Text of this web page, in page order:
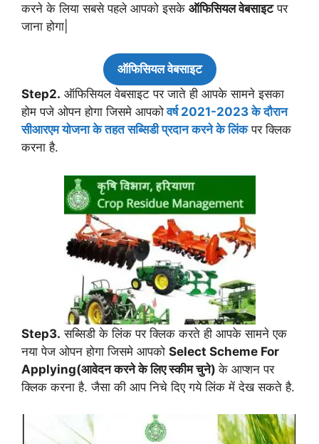
करने के लिया सबसे पहले आपको इसके ऑफिसियल वेबसाइटपर
जाना होगा|
ऑफिसियल वेबसाइट
Step2. ऑफिसियल वेबसाइट पर जाते ही आपके सामने इसका
होम पजे ओपन होगा जिसमे आपकोवर्ष 2021-2023 के दौरान
सीआरएम योजना के तहत सब्सिडी प्रदान करने के लिंकपर क्लिक
करना है.
Step3. सब्सिडी के लिंक पर क्लिक करते ही आपके सामने एक
नया पेज ओपन होगा जिसमे आपको Select Scheme For
Applying(आवेदन करने के लिए स्कीम चुने)के आप्शन पर
क्लिक करना है. जैसा की आप निचे दिए गये लिंक में देख सकते है.